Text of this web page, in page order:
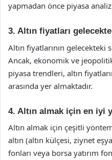
yapmadan önce piyasa
3. Altın fiyatları
Altın fiyatlarının
Ancak, ekonomik ve
piyasa trendleri, altın
arasında yer almaktadır.
4. Altın almak için en iyi
Altın almak için çeşitli
altın (altın külçesi, ziynet
fonları veya borsa yatırım